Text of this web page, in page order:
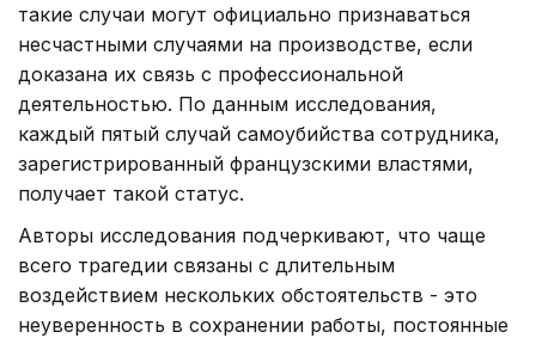
такие случаи могут официально признаваться
несчастными случаями на производстве, если
доказана их связь с профессиональной
деятельностью. По данным исследования,
каждый пятый случай самоубийства сотрудника,
зарегистрированный французскими властями,
получает такой статус.
Авторы исследования подчеркивают, что чаще
всего трагедии связаны с длительным
воздействием нескольких обстоятельств - это
неуверенность в сохранении работы, постоянные